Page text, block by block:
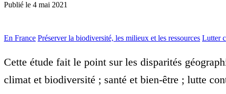
Publié le 4 mai 2021
En France Préserver la biodiversité, les milieux et les ressources Lutter
Cette étude fait le point sur les disparités
climat et biodiversité ; santé et bien‑être ; lutte